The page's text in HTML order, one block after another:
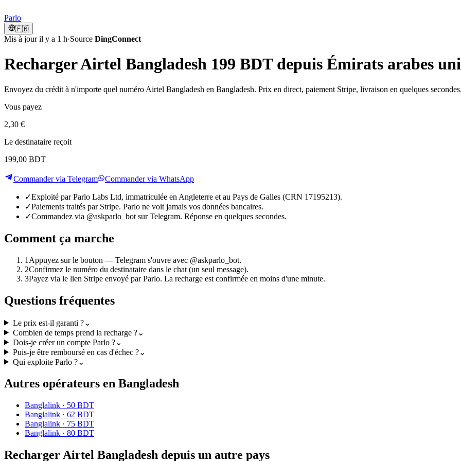
Parlo
🇫🇷
Mis à jour il y a 1 h·Source DingConnect
Recharger Airtel Bangladesh 199 BDT depuis Émirats arabes
Envoyez du crédit à n'importe quel numéro Airtel Bangladesh en Bangladesh. Prix en direct, paiement Stripe, livraison en quelques
Vous payez
2,30 €
Le destinataire reçoit
199,00 BDT
Commander via Telegram Commander via WhatsApp
✓Exploité par Parlo Labs Ltd, immatriculée en Angleterre et au Pays de Galles (CRN 17195213).
✓Paiements traités par Stripe. Parlo ne voit jamais vos données bancaires.
✓Commandez via @askparlo_bot sur Telegram. Réponse en quelques secondes.
Comment ça marche
1 Appuyez sur le bouton — Telegram s'ouvre avec @askparlo_bot.
2Confirmez le numéro du destinataire dans le chat (un seul message).
3Payez via le lien Stripe envoyé par Parlo. La recharge est confirmée en moins d'une minute.
Questions fréquentes
Le prix est-il garanti ?⌄
Combien de temps prend la recharge ?⌄
Dois-je créer un compte Parlo ?⌄
Puis-je être remboursé en cas d'échec ?⌄
Qui exploite Parlo ?⌄
Autres opérateurs en Bangladesh
Banglalink · 50 BDT
Banglalink · 62 BDT
Banglalink · 75 BDT
Banglalink · 80 BDT
Recharger Airtel Bangladesh depuis un autre pays